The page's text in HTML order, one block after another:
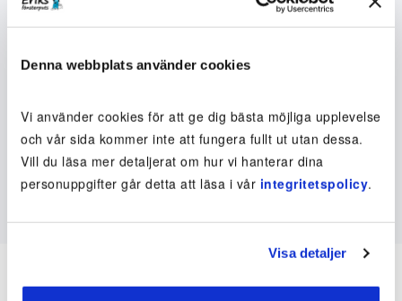
Denna webbplats använder cookies
Vi använder cookies för att ge dig bästa möjliga upplevelse
och vår sida kommer inte att fungera fullt ut utan dessa.
Vill du läsa mer detaljerat om hur vi hanterar dina
personuppgifter går detta att läsa i vår integritetspolicy.
Visa detaljer